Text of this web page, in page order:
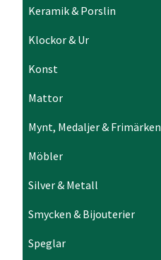
Keramik & Porslin
Klockor & Ur
Konst
Mattor
Mynt, Medaljer & Frimärken
Möbler
Silver & Metall
Smycken & Bijouterier
Speglar